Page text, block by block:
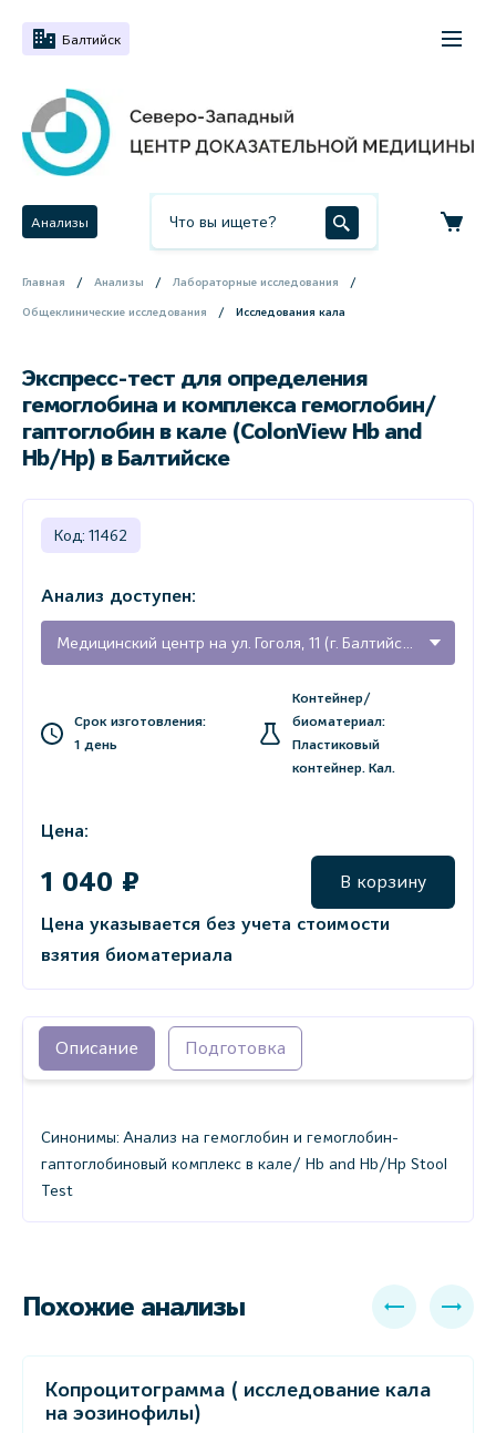
Балтийск
Анализы
Главная Анализы Лабораторные исследования
Общеклинические исследования Исследования кала
Экспресс-тест для определения
гемоглобина и комплекса гемоглобин/
гаптоглобин в кале (ColonView Hb and
Hb/Hp) в Балтийске
Код: 11462
Анализ доступен:
Медицинский центр на ул. Гоголя, 11 (г. Балтийск, Калининградская область)
Срок изготовления:
1 день
Контейнер/
биоматериал:
Пластиковый
контейнер. Кал.
Цена:
1 040 ₽
В корзину
Цена указывается без учета стоимости
взятия биоматериала
Описание Подготовка
Синонимы: Анализ на гемоглобин и гемоглобин-
гаптоглобиновый комплекс в кале/ Hb and Hb/Hp Stool
Test
Похожие анализы
Копроцитограмма ( исследование кала
на эозинофилы)